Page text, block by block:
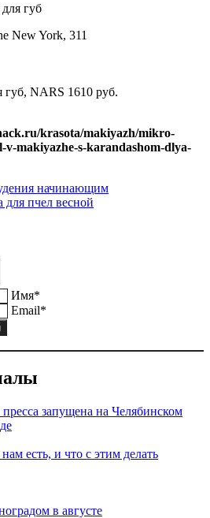
губ
New York, 311
NARS 1610 руб.
krasota/makiyazh/mikro-
makiyazhe-s-karandashom-dlya-
начинающим
для пчел весной
Имя*
Email*
запущена на Челябинском
есть, и что с этим делать
в августе